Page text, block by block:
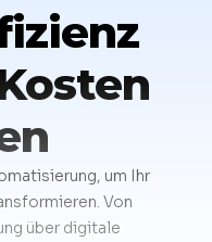
um Ihr
Von
über digitale